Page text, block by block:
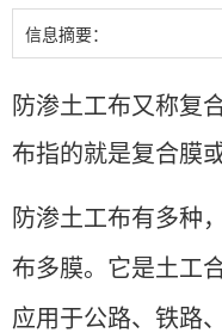
信息摘要：
防渗土工布又称复
布指的就是复合膜
防渗土工布有多种
布多膜。 它是土工
应用于公路、铁路